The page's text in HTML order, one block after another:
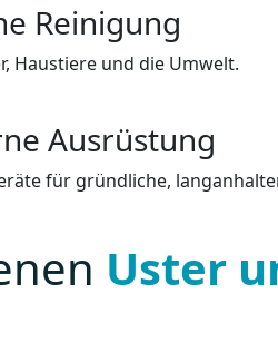
Reinigung
Haustiere und die Umwelt.
Ausrüstung
für gründliche,
Uster